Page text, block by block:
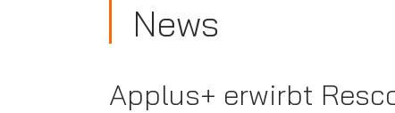
News
Applus+ erwirbt